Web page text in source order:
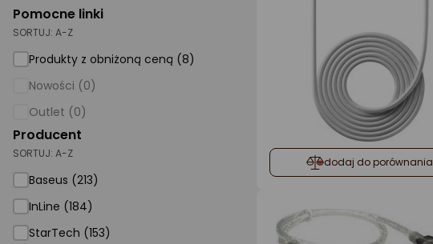
Sport i turystyka
Supermarket
Strefa marek
Pomocne linki
SORTUJ: A-Z
Produkty z obniżoną ceną (8)
Nowości (0)
Outlet (0)
Producent
SORTUJ: A-Z
Baseus (213)
InLine (184)
StarTech (153)
dodaj do porównania